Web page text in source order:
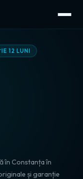
12 LUNI
în Constanța în
și garanție